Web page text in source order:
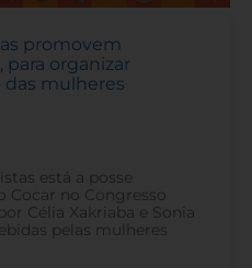
promovem
para organizar
das mulheres
está a posse
Cocar no Congresso
Célia Xakriaba e Sonia
pelas mulheres